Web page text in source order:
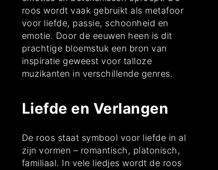
roos wordt vaak gebruikt als metafoor
voor liefde, passie, schoonheid en
emotie. Door de eeuwen heen is dit
prachtige bloemstuk een bron van
inspiratie geweest voor talloze
muzikanten in verschillende genres.
Liefde en Verlangen
De roos staat symbool voor liefde in al
zijn vormen – romantisch, platonisch,
familiaal. In vele liedjes wordt de roos